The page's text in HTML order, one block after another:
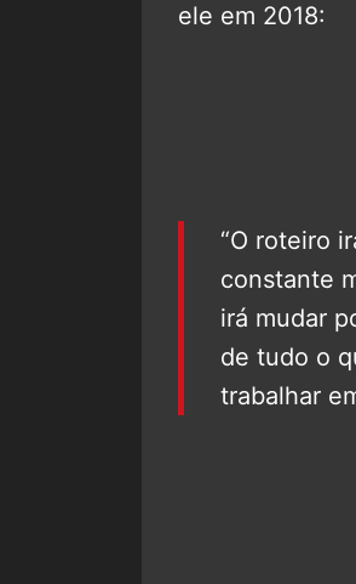
ele em 2018:
“O roteiro
constante
irá mudar
de tudo o
trabalhar